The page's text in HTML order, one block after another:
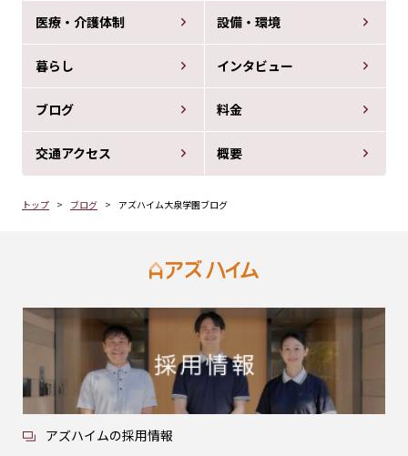
医療・介護体制 設備・環境
暮らし インタビュー
ブログ 料金
交通アクセス 概要
トップ ブログ アズハイム大泉学園ブログ
アズハイムの採用情報